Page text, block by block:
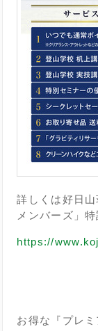
詳しくは好日
メンバーズ」
https://
お得な『プレ